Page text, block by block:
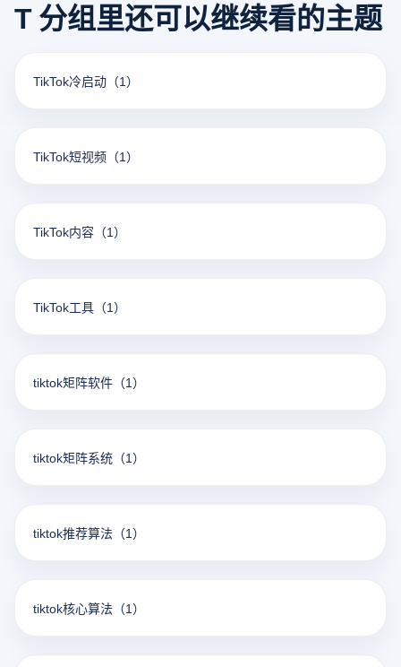
T 分组里还可以继续看的主题
TikTok冷启动 （1）
TikTok短视频 （1）
TikTok内容 （1）
TikTok工具 （1）
tiktok矩阵软件 （1）
tiktok矩阵系统 （1）
tiktok推荐算法 （1）
tiktok核心算法 （1）